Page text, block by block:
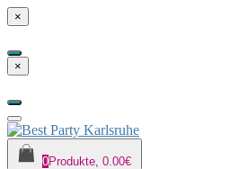
×
×
0Produkte, 0.00€